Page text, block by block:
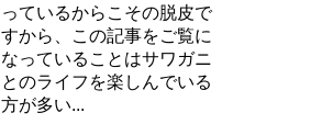
っているからこその脱皮で
すから、この記事をご覧に
なっていることはサワガニ
とのライフを楽しんでいる
方が多い...